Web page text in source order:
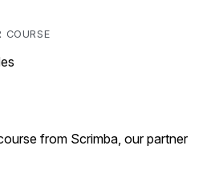
COURSE
from Scrimba, our partner